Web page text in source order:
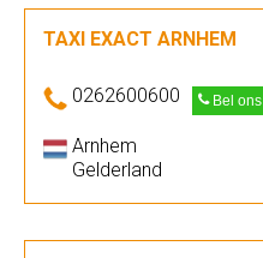
TAXI EXACT ARNHEM
0262600600 Bel ons
Arnhem
Gelderland